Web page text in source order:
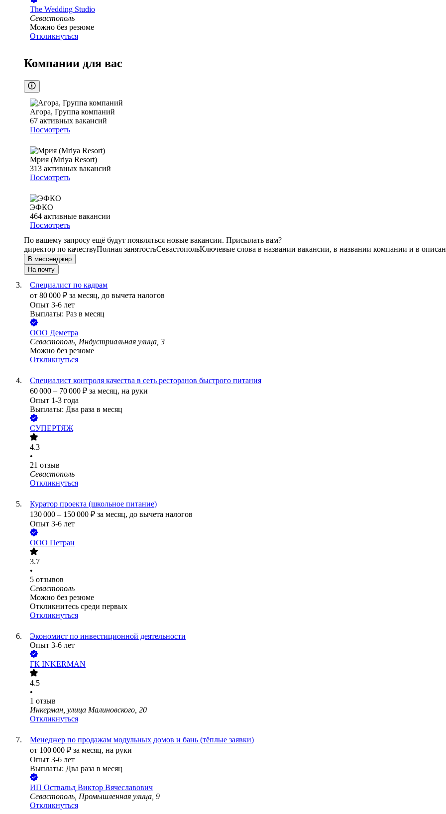
The Wedding Studio
Севастополь
Можно без резюме
Откликнуться
Компании для вас
Агора, Группа компаний
67 активных вакансий
Посмотреть
Мрия (Mriya Resort)
313 активных вакансий
Посмотреть
ЭФКО
464 активные вакансии
Посмотреть
По вашему запросу ещё будут появляться новые вакансии. Присылать вам?
директор по качествуПолная занятостьСевастопольКлючевые слова в названии вакансии, в названии компании и в
В мессенджер
На почту
Специалист по кадрам
от 80 000 ₽ за месяц, до вычета налогов
Опыт 3-6 лет
Выплаты: Раз в месяц
ООО Деметра
Севастополь, Индустриальная улица, 3
Можно без резюме
Откликнуться
Специалист контроля качества в сеть ресторанов быстрого питания
60 000 – 70 000 ₽ за месяц, на руки
Опыт 1-3 года
Выплаты: Два раза в месяц
СУПЕРТЯЖ
4.3
•
21 отзыв
Севастополь
Откликнуться
Куратор проекта (школьное питание)
130 000 – 150 000 ₽ за месяц, до вычета налогов
Опыт 3-6 лет
ООО Петран
3.7
•
5 отзывов
Севастополь
Можно без резюме
Откликнитесь среди первых
Откликнуться
Экономист по инвестиционной деятельности
Опыт 3-6 лет
ГК INKERMAN
4.5
•
1 отзыв
Инкерман, улица Малиновского, 20
Откликнуться
Менеджер по продажам модульных домов и бань (тёплые заявки)
от 100 000 ₽ за месяц, на руки
Опыт 3-6 лет
Выплаты: Два раза в месяц
ИП Оствальд Виктор Вячеславович
Севастополь, Промышленная улица, 9
Откликнуться